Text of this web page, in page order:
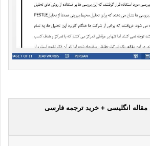
مقاله انگلیسی + خرید ترجمه فارسی